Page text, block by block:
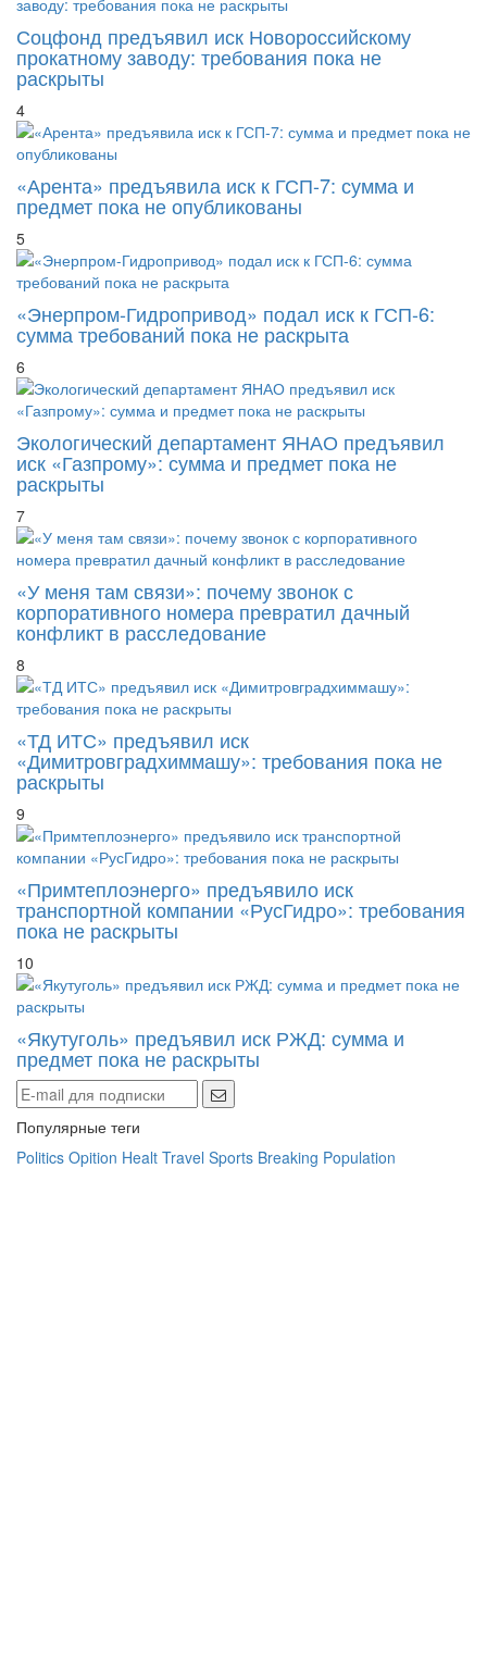
Соцфонд предъявил иск Новороссийскому
прокатному заводу: требования пока не
раскрыты
4
«Арента» предъявила иск к ГСП-7: сумма и
предмет пока не опубликованы
5
«Энерпром-Гидропривод» подал иск к ГСП-6:
сумма требований пока не раскрыта
6
Экологический департамент ЯНАО предъявил
иск «Газпрому»: сумма и предмет пока не
раскрыты
7
«У меня там связи»: почему звонок с
корпоративного номера превратил дачный
конфликт в расследование
8
«ТД ИТС» предъявил иск
«Димитровградхиммашу»: требования пока не
раскрыты
9
«Примтеплоэнерго» предъявило иск
транспортной компании «РусГидро»: требования
пока не раскрыты
10
«Якутуголь» предъявил иск РЖД: сумма и
предмет пока не раскрыты
Популярные теги
Politics Opition Healt